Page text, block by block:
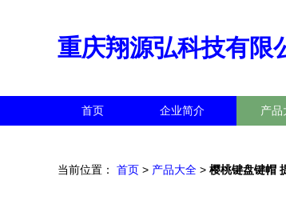
重庆翔源弘科技有限
首页 企业简介 产品
当前位置： 首页 > 产品大全 > 樱桃键盘键帽